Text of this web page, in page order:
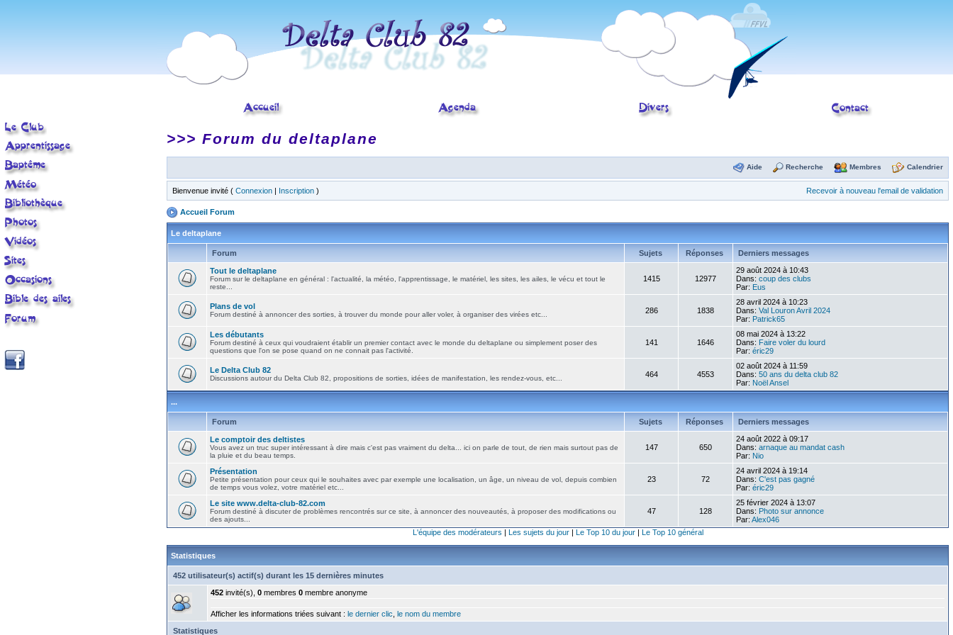
>>> Forum du deltaplane
Aide Recherche Membres Calendrier
Bienvenue invité ( Connexion | Inscription ) Recevoir à nouveau l'email de validation
Accueil Forum
Le deltaplane
Forum Sujets Réponses Derniers messages
Tout le deltaplane
Forum sur le deltaplane en général : l'actualité, la météo, l'apprentissage, le matériel, les sites, les ailes, le vécu et tout le
reste...
1415 12977
29 août 2024 à 10:43
Dans: coup des clubs
Par: Eus
Plans de vol
Forum destiné à annoncer des sorties, à trouver du monde pour aller voler, à organiser des virées etc... 286 1838
28 avril 2024 à 10:23
Dans: Val Louron Avril 2024
Par: Patrick65
Les débutants
Forum destiné à ceux qui voudraient établir un premier contact avec le monde du deltaplane ou simplement poser des
questions que l'on se pose quand on ne connait pas l'activité.
141 1646
08 mai 2024 à 13:22
Dans: Faire voler du lourd
Par: éric29
Le Delta Club 82
Discussions autour du Delta Club 82, propositions de sorties, idées de manifestation, les rendez-vous, etc... 464 4553
02 août 2024 à 11:59
Dans: 50 ans du delta club 82
Par: Noël Ansel
...
Forum Sujets Réponses Derniers messages
Le comptoir des deltistes
Vous avez un truc super intéressant à dire mais c'est pas vraiment du delta... ici on parle de tout, de rien mais surtout pas de
la pluie et du beau temps.
147 650
24 août 2022 à 09:17
Dans: arnaque au mandat cash
Par: Nio
Présentation
Petite présentation pour ceux qui le souhaites avec par exemple une localisation, un âge, un niveau de vol, depuis combien
de temps vous volez, votre matériel etc...
23 72
24 avril 2024 à 19:14
Dans: C'est pas gagné
Par: éric29
Le site www.delta-club-82.com
Forum destiné à discuter de problèmes rencontrés sur ce site, à annoncer des nouveautés, à proposer des modifications ou
des ajouts...
47 128
25 février 2024 à 13:07
Dans: Photo sur annonce
Par: Alex046
L'équipe des modérateurs | Les sujets du jour| Le Top 10 du jour| Le Top 10 général
Statistiques
452 utilisateur(s) actif(s) durant les 15 dernières minutes
452 invité(s), 0 membres 0 membre anonyme
Afficher les informations triées suivant : le dernier clic le nom du membre
Statistiques